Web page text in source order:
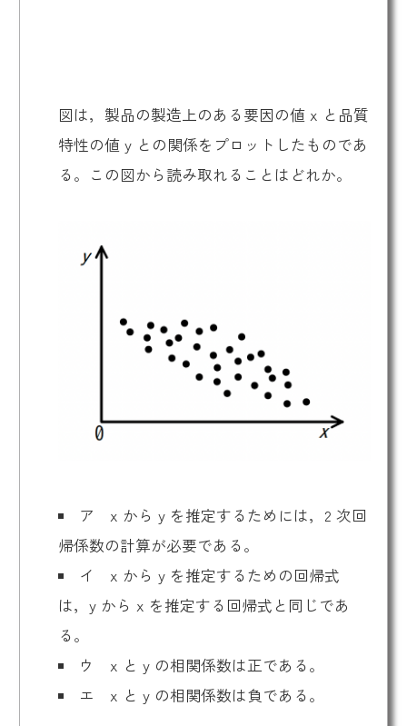
図は，製品の製造上のある要因の値 x と品質
特性の値 y との関係をプロットしたものであ
る。この図から読み取れることはどれか。
ア x から y を推定するためには，2 次回
帰係数の計算が必要である。
イ x から y を推定するための回帰式
は，y から x を推定する回帰式と同じであ
る。
ウ x と y の相関係数は正である。
エ x と y の相関係数は負である。